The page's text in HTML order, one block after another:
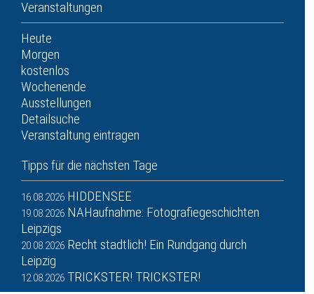
Veranstaltungen
Heute
Morgen
kostenlos
Wochenende
Ausstellungen
Detailsuche
Veranstaltung eintragen
Tipps für die nächsten Tage
16.08.2026 HIDDENSEE
19.08.2026 NAHaufnahme: Fotografiegeschichten
Leipzigs
20.08.2026 Recht stadtlich! Ein Rundgang durch
Leipzig
12.08.2026 TRICKSTER! TRICKSTER!